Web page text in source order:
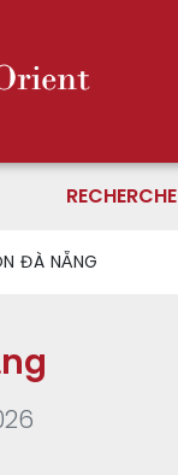
RECHERCHE
ĐÀ NẴNG